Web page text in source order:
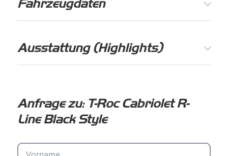
Fahrzeugdaten
Ausstattung (Highlights)
Anfrage zu: T-Roc Cabriolet R-
Line Black Style